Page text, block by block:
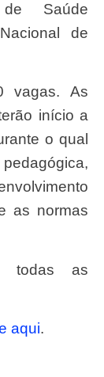
Saúde
de
início a
o qual
as normas
aqui.